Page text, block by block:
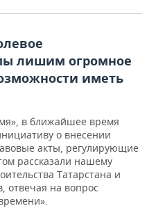
лишим огромное
иметь
в ближайшее время
о внесении
акты, регулирующие
рассказали нашему
Татарстана и
отвечая на вопрос